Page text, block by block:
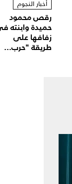
أخبار النجوم
رقص محمود
حميدة وابنته
زفافها على
طريقة "حرب...